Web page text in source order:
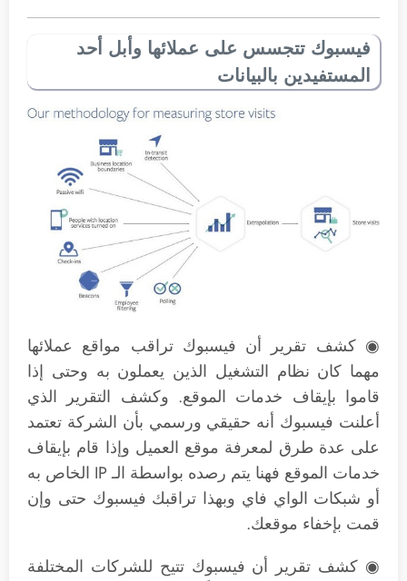
فيسبوك تتجسس على عملائها وأبل أحد
المستفيدين بالبيانات
◉ كشف تقرير أن فيسبوك تراقب مواقع عملائها
مهما كان نظام التشغيل الذين يعملون به وحتى إذا
قاموا بإيقاف خدمات الموقع. وكشف التقرير الذي
أعلنت فيسبوك أنه حقيقي ورسمي بأن الشركة تعتمد
على عدة طرق لمعرفة موقع العميل وإذا قام بإيقاف
خدمات الموقع فهنا يتم رصده بواسطة الـ IP الخاص به
أو شبكات الواي فاي وبهذا تراقبك فيسبوك حتى وإن
قمت بإخفاء موقعك.
◉ كشف تقرير أن فيسبوك تتيح للشركات المختلفة